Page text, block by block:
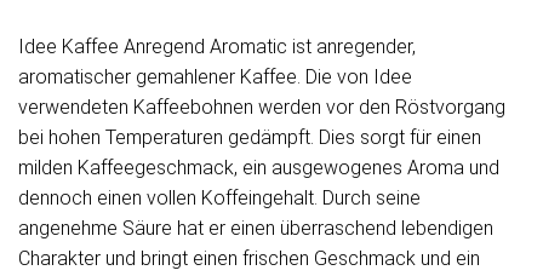
Idee Kaffee Anregend Aromatic ist anregender,
aromatischer gemahlener Kaffee. Die von Idee
verwendeten Kaffeebohnen werden vor den Röstvorgang
bei hohen Temperaturen gedämpft. Dies sorgt für einen
milden Kaffeegeschmack, ein ausgewogenes Aroma und
dennoch einen vollen Koffeingehalt. Durch seine
angenehme Säure hat er einen überraschend lebendigen
Charakter und bringt einen frischen Geschmack und ein